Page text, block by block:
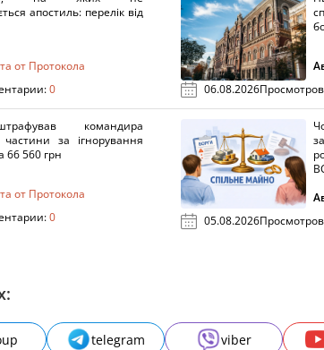
апостиль: перелік від
от Протокола
0
06.08.2026
командира
частини за ігнорування
66 560 грн
от Протокола
0
05.08.2026
telegram viber